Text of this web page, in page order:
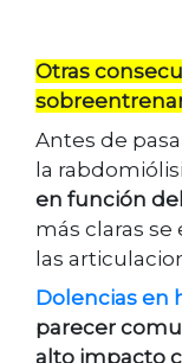
Otras
Antes de
la
en función
más claras
las
Dolencias en
parecer
alto impacto